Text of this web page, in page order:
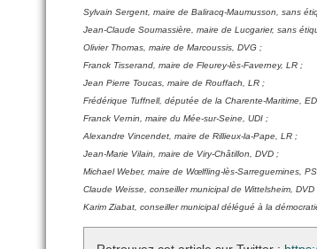
Sylvain Sergent, maire de Baliracq-Maumusson, sans
Jean-Claude Soumassière, maire de Lucgarier, sans
Olivier Thomas, maire de Marcoussis, DVG ;
Franck Tisserand, maire de Fleurey-lès-Faverney, LR ;
Jean Pierre Toucas, maire de Rouffach, LR ;
Frédérique Tuffnell, députée de la Charente-Maritime,
Franck Vernin, maire du Mée-sur-Seine, UDI ;
Alexandre Vincendet, maire de Rillieux-la-Pape, LR ;
Jean-Marie Vilain, maire de Viry-Châtillon, DVD ;
Michael Weber, maire de Wœlfling-lès-Sarreguemines,
Claude Weisse, conseiller municipal de Wittelsheim, DVD
Karim Ziabat, conseiller municipal délégué à la